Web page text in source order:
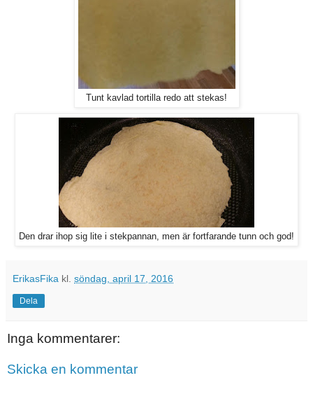
Tunt kavlad tortilla redo att stekas!
Den drar ihop sig lite i stekpannan, men är fortfarande tunn och god!
ErikasFika kl. söndag, april 17, 2016
Dela
Inga kommentarer:
Skicka en kommentar